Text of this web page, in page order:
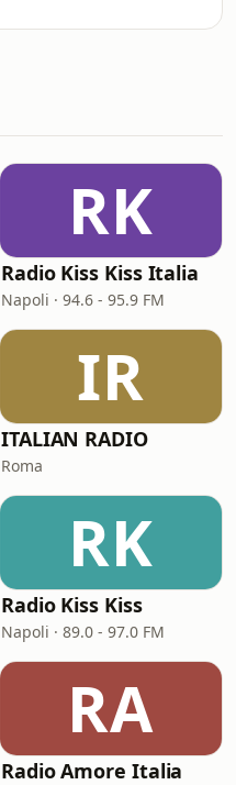
RK
Radio Kiss Kiss Italia
Napoli · 94.6 - 95.9 FM
IR
ITALIAN RADIO
Roma
RK
Radio Kiss Kiss
Napoli · 89.0 - 97.0 FM
RA
Radio Amore Italia